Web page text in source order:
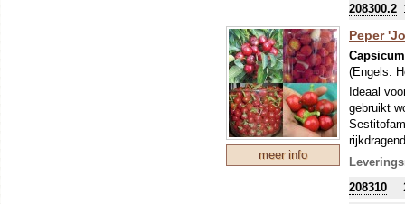
208300.2
meer info
Peper
(Engels:
Ideaal
gebruikt
naar
208310